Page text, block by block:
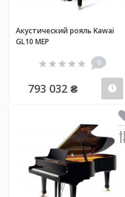
Акустический рояль Kawai
GL10 MEP
0
793 032 ₴